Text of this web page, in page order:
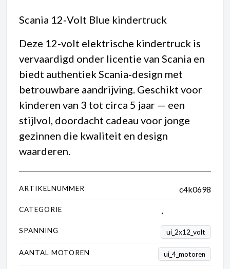
Scania 12‑Volt Blue kindertruck
Deze 12‑volt elektrische kindertruck is
vervaardigd onder licentie van Scania en
biedt authentiek Scania‑design met
betrouwbare aandrijving. Geschikt voor
kinderen van 3 tot circa 5 jaar — een
stijlvol, doordacht cadeau voor jonge
gezinnen die kwaliteit en design
waarderen.
ARTIKELNUMMER c4k0698
CATEGORIE
SPANNING ui_2x12_volt
AANTAL MOTOREN ui_4_motoren